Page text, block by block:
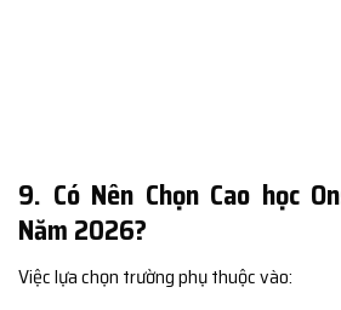
9. Có Nên Chọn Cao học
Năm 2026?
Việc lựa chọn trường phụ thuộc vào: